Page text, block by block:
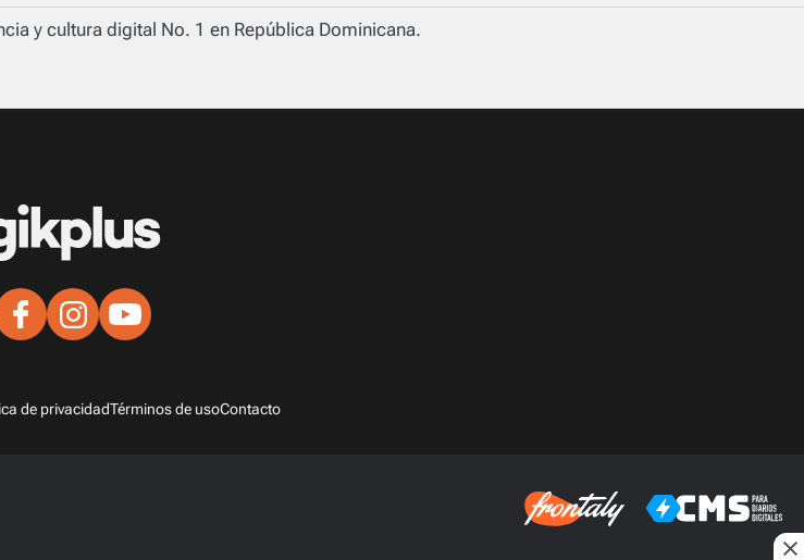
y cultura digital No. 1 en República Dominicana.
de privacidadTérminos de usoContacto